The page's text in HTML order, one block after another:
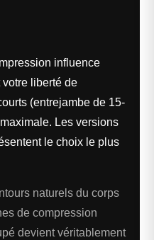
influence
liberté de
(entrejambe de 15-
Les versions
le choix le plus
naturels du corps
de compression
devient véritablement